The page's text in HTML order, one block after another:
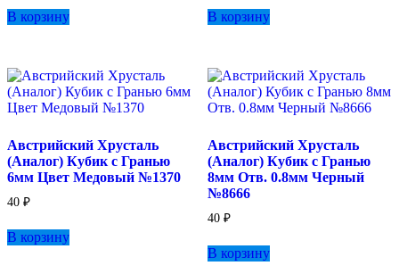
В корзину В корзину
Австрийский Хрусталь
(Аналог) Кубик с Гранью
6мм Цвет Медовый №1370
40 ₽
В корзину
Австрийский Хрусталь
(Аналог) Кубик с Гранью
8мм Отв. 0.8мм Черный
№8666
40 ₽
В корзину